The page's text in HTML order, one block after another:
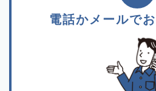
電話かメールで